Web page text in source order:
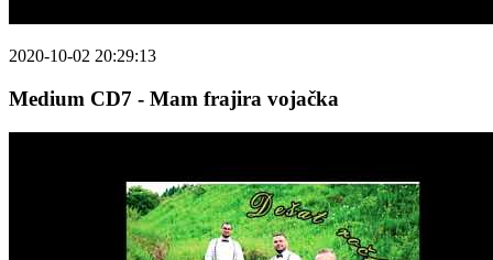
2020-10-02 20:29:13
Medium CD7 - Mam frajira vojačka